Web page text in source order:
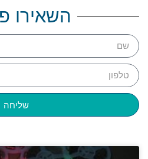
השאירו
שליחה